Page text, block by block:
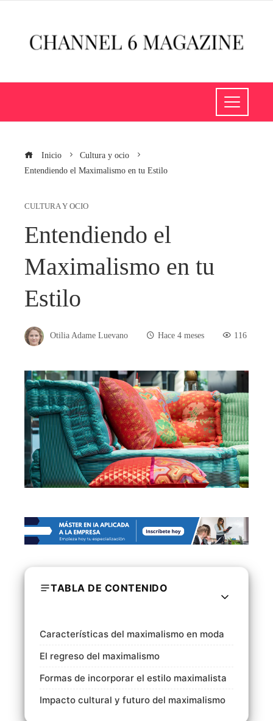
Inicio
Cultura y ocio
Entendiendo el Maximalismo en tu Estilo
CULTURA Y OCIO
Entendiendo el
Maximalismo en tu
Estilo
Otilia Adame Luevano Hace 4 meses 116
TABLA DE CONTENIDO
Características del maximalismo en moda
El regreso del maximalismo
Formas de incorporar el estilo maximalista
Impacto cultural y futuro del maximalismo